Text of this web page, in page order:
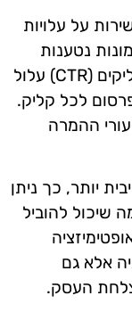
על עלויות
נטענות
במהירות והן באיכות גבוהה, שיעור הקליקים (CTR) עלול
לכל קליק.
ההמרה
יותר, כך ניתן
שיכול להוביל
אלא גם
העסק.